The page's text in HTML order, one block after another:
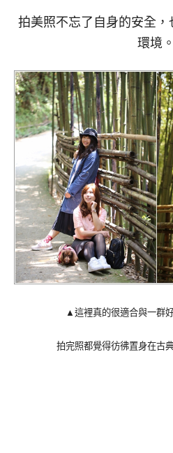
拍美照不忘了自身的安全
環境。
▲這裡真的很適合與一群
拍完照都覺得彷彿置身在古